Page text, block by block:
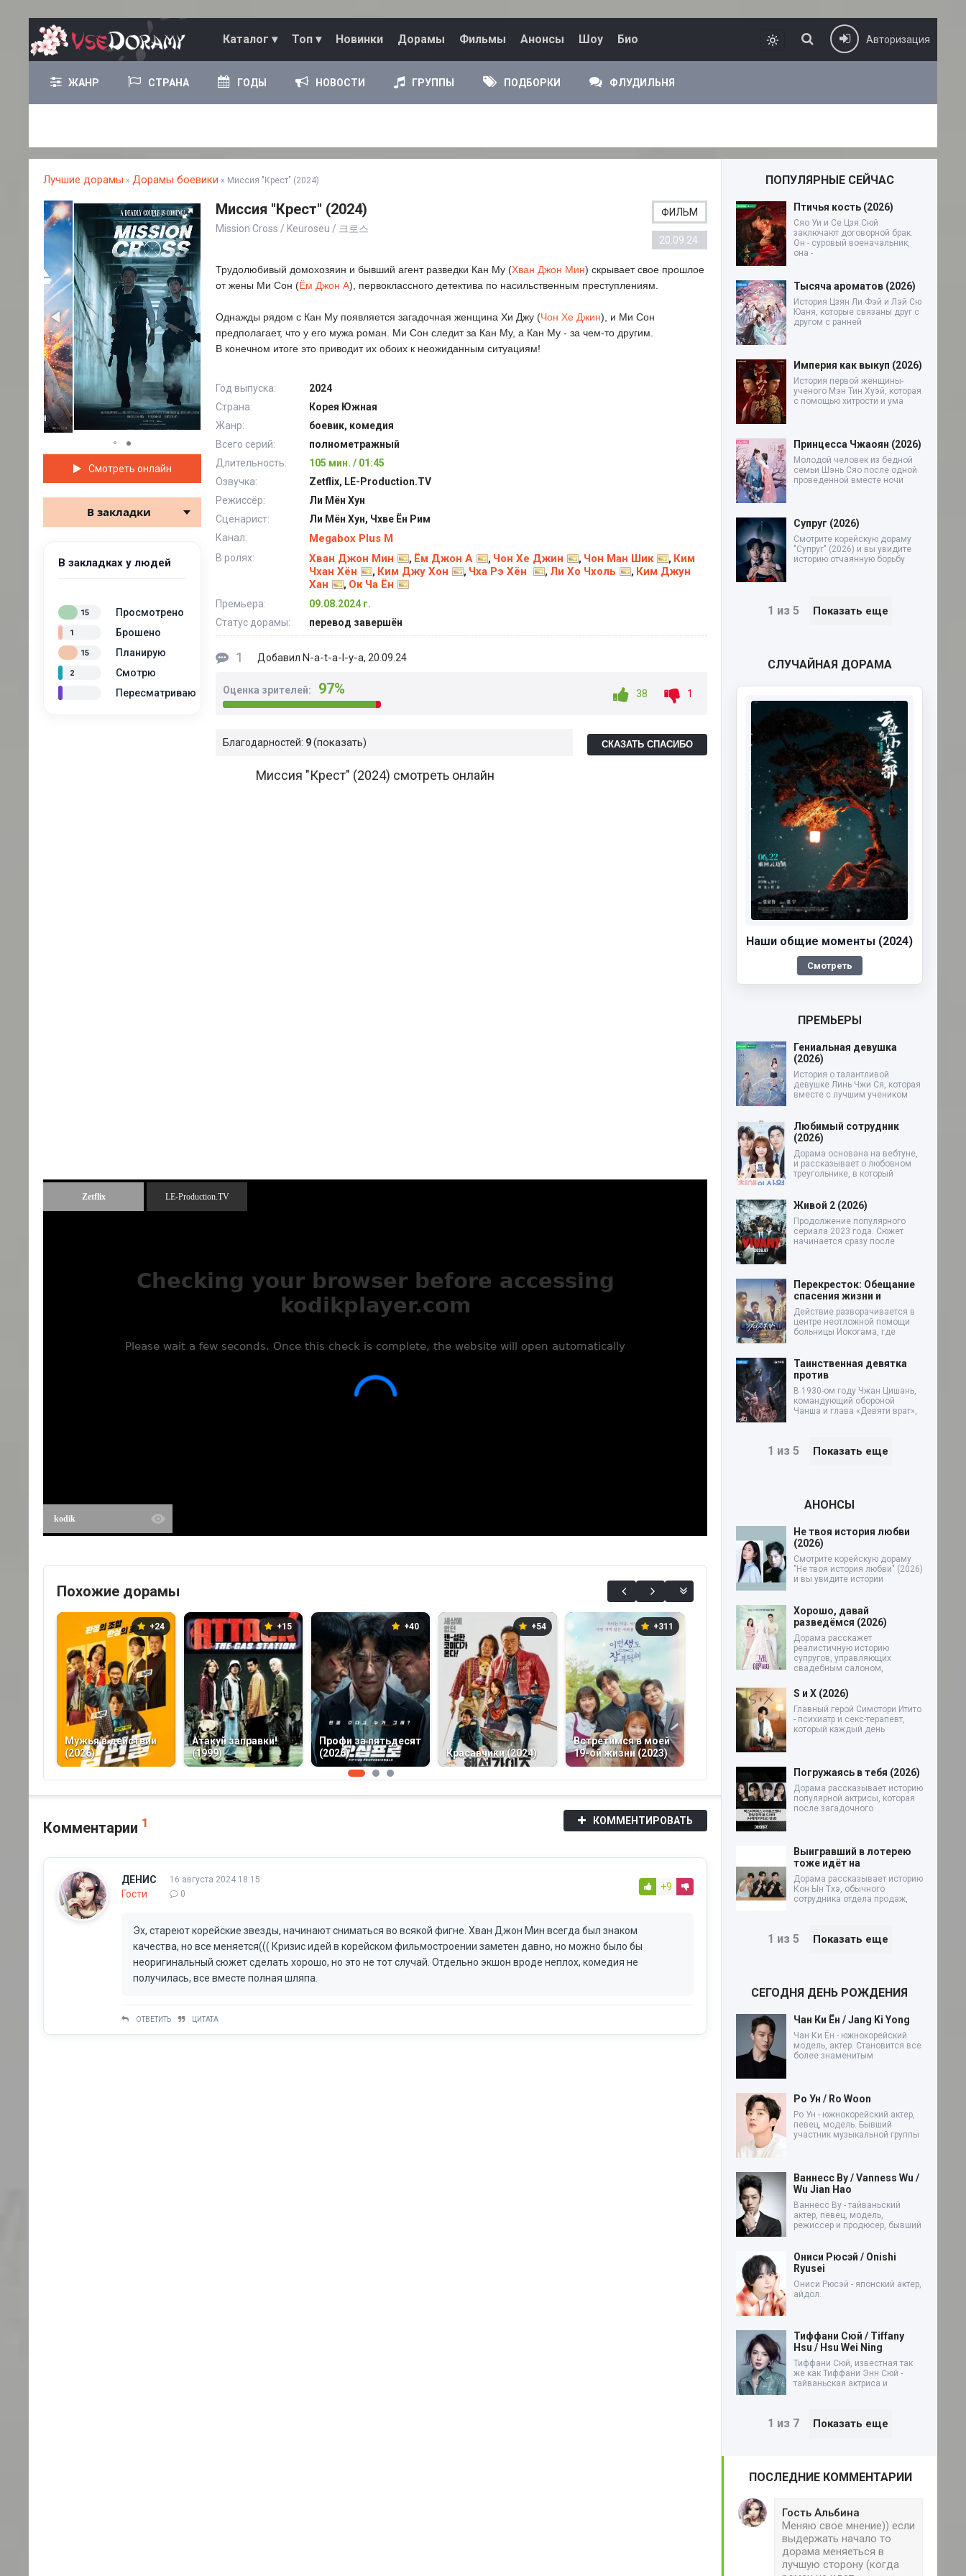
Каталог ▾ Топ ▾ Новинки Дорамы Фильмы Анонсы Шоу Био Авторизация
ЖАНР СТРАНА ГОДЫ НОВОСТИ ГРУППЫ ПОДБОРКИ ФЛУДИЛЬНЯ
Лучшие дорамы » Дорамы боевики » Миссия "Крест" (2024)
Смотреть онлайн
В закладки
В закладках у людей
Просмотрено
15
Брошено
1
Планирую
15
Смотрю
2
Пересматриваю
Миссия "Крест" (2024)
Mission Cross / Keuroseu / 크로스
ФИЛЬМ
20.09.24
Трудолюбивый домохозяин и бывший агент разведки Кан Му (Хван Джон Мин) скрывает свое прошлое
от жены Ми Сон (Ём Джон А), первоклассного детектива по насильственным преступлениям.
Однажды рядом с Кан Му появляется загадочная женщина Хи Джу (Чон Хе Джин), и Ми Сон
предполагает, что у его мужа роман. Ми Сон следит за Кан Му, а Кан Му - за чем-то другим.
В конечном итоге это приводит их обоих к неожиданным ситуациям!
Год выпуска:
2024
Страна:
Корея Южная
Жанр:
боевик, комедия
Всего серий:
полнометражный
Длительность:
105 мин. / 01:45
Озвучка:
Zetflix, LE-Production.TV
Режиссёр:
Ли Мён Хун
Сценарист:
Ли Мён Хун, Чхве Ён Рим
Канал:
Megabox Plus M
В ролях: Хван Джон Мин , Ём Джон А , Чон Хе Джин , Чон Ман Шик , Ким
Чхан Хён
, Ким Джу Хон , Чха Рэ Хён , Ли Хо Чхоль , Ким Джун
Хан
, Ок Ча Ён
Премьера:
09.08.2024 г.
Статус дорамы:
перевод завершён
1 Добавил N-a-t-a-l-y-a, 20.09.24
Оценка зрителей: 97% 38 1
Благодарностей: 9 показать СКАЗАТЬ СПАСИБО
Миссия "Крест" (2024) смотреть онлайн
Zetflix LE-Production.TV
kodik
Похожие дорамы
+24
Мужья в действии
(2026)
+15
Атакуй заправки!
(1999)
+40
Профи за пятьдесят
(2026)
+54
Красавчики (2024)
+311
Встретимся в моей
19-ой жизни (2023)
0
Стажер (2026)
Комментарии 1 КОММЕНТИРОВАТЬ
ДЕНИС
Гости
16 августа 2024 18:15
0
+9
Эх, стареют корейские звезды, начинают сниматься во всякой фигне. Хван Джон Мин всегда был знаком
качества, но все меняется((( Кризис идей в корейском фильмостроении заметен давно, но можно было бы
неоригинальный сюжет сделать хорошо, но это не тот случай. Отдельно экшон вроде неплох, комедия не
получилась, все вместе полная шляпа.
ОТВЕТИТЬ ЦИТАТА
ПОПУЛЯРНЫЕ СЕЙЧАС
Птичья кость (2026)
Сяо Уи и Се Цзя Сюй
заключают договорной брак.
Он - суровый военачальник,
она -
Тысяча ароматов (2026)
История Цзян Ли Фэй и Лэй Сю
Юаня, которые связаны друг с
другом с ранней
Империя как выкуп (2026)
История первой женщины-
ученого Мэн Тин Хуэй, которая
с помощью хитрости и ума
Принцесса Чжаоян (2026)
Молодой человек из бедной
семьи Шэнь Сяо после одной
проведенной вместе ночи
Супруг (2026)
Смотрите корейскую дораму
"Супруг" (2026) и вы увидите
историю отчаянную борьбу
1 из 5 Показать еще
СЛУЧАЙНАЯ ДОРАМА
Наши общие моменты (2024)
Смотреть
ПРЕМЬЕРЫ
Гениальная девушка
(2026)
История о талантливой
девушке Линь Чжи Ся, которая
вместе с лучшим учеником
Любимый сотрудник
(2026)
Дорама основана на вебтуне,
и рассказывает о любовном
треугольнике, в который
Живой 2 (2026)
Продолжение популярного
сериала 2023 года. Сюжет
начинается сразу после
Перекресток: Обещание
спасения жизни и
Действие разворачивается в
центре неотложной помощи
больницы Иокогама, где
Таинственная девятка
против
В 1930-ом году Чжан Цишань,
командующий обороной
Чанша и глава «Девяти врат»,
1 из 5 Показать еще
АНОНСЫ
Не твоя история любви
(2026)
Смотрите корейскую дораму
"Не твоя история любви" (2026)
и вы увидите истории
Хорошо, давай
разведёмся (2026)
Дорама расскажет
реалистичную историю
супругов, управляющих
свадебным салоном,
S и X (2026)
Главный герой Симотори Итито
- психиатр и секс-терапевт,
который каждый день
Погружаясь в тебя (2026)
Дорама рассказывает историю
популярной актрисы, которая
после загадочного
Выигравший в лотерею
тоже идёт на
Дорама рассказывает историю
Кон Ын Тхэ, обычного
сотрудника отдела продаж,
1 из 5 Показать еще
СЕГОДНЯ ДЕНЬ РОЖДЕНИЯ
Чан Ки Ён / Jang Ki Yong
Чан Ки Ён - южнокорейский
модель, актер. Становится все
более знаменитым
Ро Ун / Ro Woon
Ро Ун - южнокорейский актер,
певец, модель. Бывший
участник музыкальной группы
Ваннесс Ву / Vanness Wu /
Wu Jian Hao
Ваннесс Ву - тайваньский
актер, певец, модель,
режиссер и продюсер, бывший
Ониси Рюсэй / Onishi
Ryusei
Ониси Рюсэй - японский актер,
айдол.
Тиффани Сюй / Tiffany
Hsu / Hsu Wei Ning
Тиффани Сюй, известная так
же как Тиффани Энн Сюй -
тайваньская актриса и
1 из 7 Показать еще
ПОСЛЕДНИЕ КОММЕНТАРИИ
Гость Альбина
Меняю свое мнение)) если
выдержать начало то
дорама меняеться в
лучшую сторону (когда